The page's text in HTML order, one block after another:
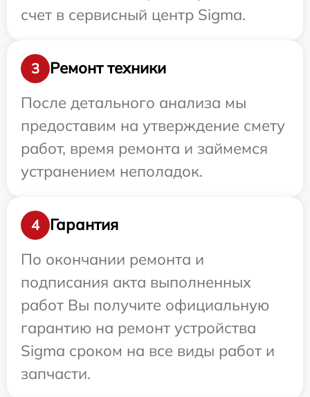
счет в сервисный центр Sigma.
3
Ремонт техники
После детального анализа мы
предоставим на утверждение смету
работ, время ремонта и займемся
устранением неполадок.
4
Гарантия
По окончании ремонта и
подписания акта выполненных
работ Вы получите официальную
гарантию на ремонт устройства
Sigma сроком на все виды работ и
запчасти.